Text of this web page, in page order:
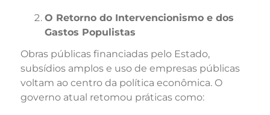
O Retorno do Intervencionismo e dos
Gastos Populistas
Obras públicas financiadas pelo Estado,
subsídios amplos e uso de empresas públicas
voltam ao centro da política econômica. O
governo atual retomou práticas como: